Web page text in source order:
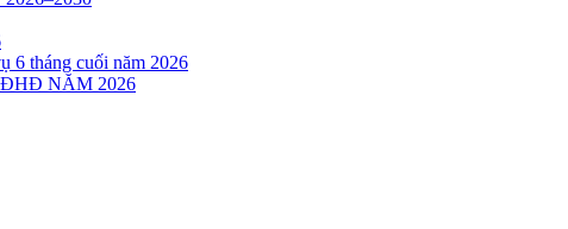
6 tháng cuối năm 2026
NĂM 2026